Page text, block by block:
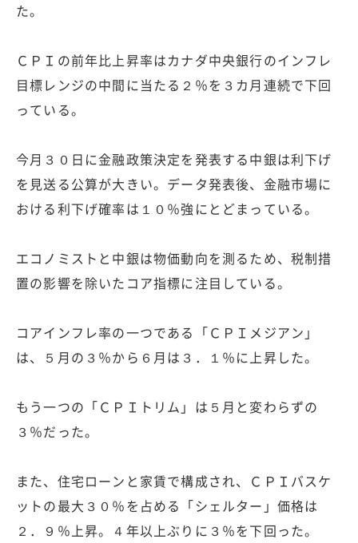
た。
ＣＰＩの前年比上昇率はカナダ中央銀行のインフレ
目標レンジの中間に当たる２％を３カ月連続で下回
っている。
今月３０日に金融政策決定を発表する中銀は利下げ
を見送る公算が大きい。データ発表後、金融市場に
おける利下げ確率は１０％強にとどまっている。
エコノミストと中銀は物価動向を測るため、税制措
置の影響を除いたコア指標に注目している。
コアインフレ率の一つである「ＣＰＩメジアン」
は、５月の３％から６月は３．１％に上昇した。
もう一つの「ＣＰＩトリム」は５月と変わらずの
３％だった。
また、住宅ローンと家賃で構成され、ＣＰＩバスケ
ットの最大３０％を占める「シェルター」価格は
２．９％上昇。４年以上ぶりに３％を下回った。